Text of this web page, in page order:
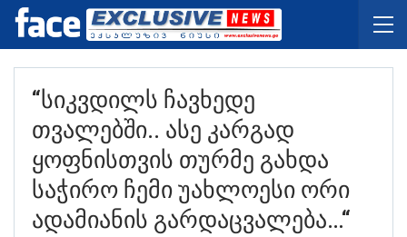
“სიკვდილს Ჩავხედე
Თვალებში.. Ასე Კარგად
Ყოფნისთვის Თურმე Გახდა
Საჭირო Ჩემი Უახლოესი Ორი
Ადამიანის Გარდაცვალება…“